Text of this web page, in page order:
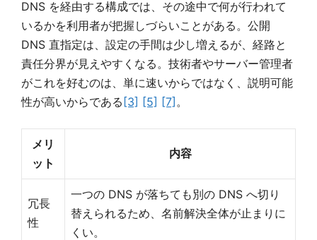
DNS を経由する構成では、その途中で何が行われて
いるかを利用者が把握しづらいことがある。公開
DNS 直指定は、設定の手間は少し増えるが、経路と
責任分界が見えやすくなる。技術者やサーバー管理者
がこれを好むのは、単に速いからではなく、説明可能
性が高いからである[3] [5] [7] 。
メリ
ット
内容
冗長
性
一つの DNS が落ちても別の DNS へ切り
替えられるため、名前解決全体が止まりに
くい。